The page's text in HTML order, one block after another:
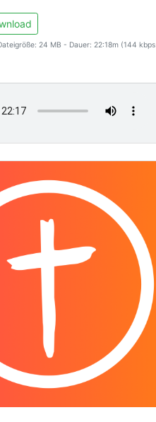
24 MB - Dauer: 22:18m (144 kbps